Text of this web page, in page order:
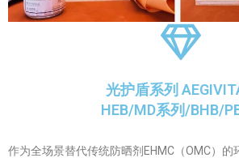
光护盾系列
HEB/MD系列/BHB/
作为全场景替代传统防晒剂EHMC（OMC）的